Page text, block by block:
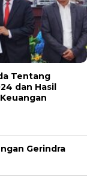
Tentang
dan Hasil
Gerindra